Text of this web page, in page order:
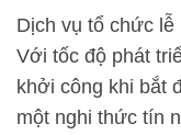
Dịch vụ tổ chức
Với tốc độ phát
khởi công khi bắt
một nghi thức tín